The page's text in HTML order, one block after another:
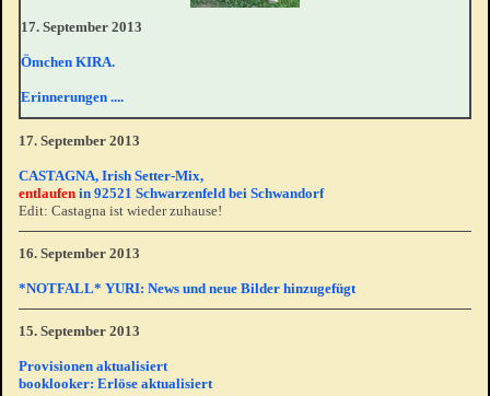
17. September 2013
Ömchen KIRA.
Erinnerungen ....
17. September 2013
CASTAGNA, Irish Setter-Mix,
entlaufen in 92521 Schwarzenfeld bei Schwandorf
Edit: Castagna ist wieder zuhause!
16. September 2013
*NOTFALL* YURI: News und neue Bilder hinzugefügt
15. September 2013
Provisionen aktualisiert
booklooker: Erlöse aktualisiert